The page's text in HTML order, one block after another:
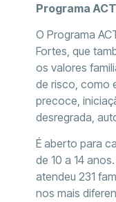
Programa
O Programa
Fortes, que
os valores
de risco, como
precoce,
desregrada,
É aberto para
de 10 a 14
atendeu 231
nos mais